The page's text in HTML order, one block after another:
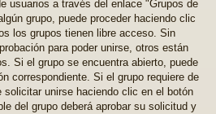
usuarios a través del enlace "Grupos de
grupo, puede proceder haciendo clic
los grupos tienen libre acceso. Sin
para poder unirse, otros están
Si el grupo se encuentra abierto, puede
correspondiente. Si el grupo requiere de
solicitar unirse haciendo clic en el botón
del grupo deberá aprobar su solicitud y